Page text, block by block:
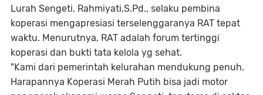
Lurah Sengeti, Rahmiyati,S.Pd., selaku pembina
koperasi mengapresiasi terselenggaranya RAT tepat
waktu. Menurutnya, RAT adalah forum tertinggi
koperasi dan bukti tata kelola yg sehat.
"Kami dari pemerintah kelurahan mendukung penuh.
Harapannya Koperasi Merah Putih bisa jadi motor